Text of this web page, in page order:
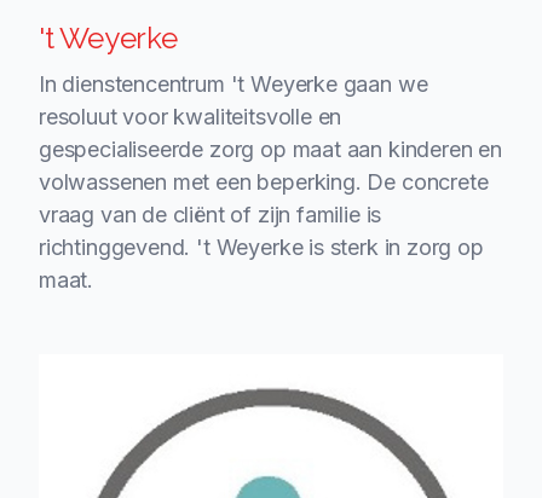
't Weyerke
In dienstencentrum 't Weyerke gaan we
resoluut voor kwaliteitsvolle en
gespecialiseerde zorg op maat aan kinderen en
volwassenen met een beperking. De concrete
vraag van de cliënt of zijn familie is
richtinggevend. 't Weyerke is sterk in zorg op
maat.